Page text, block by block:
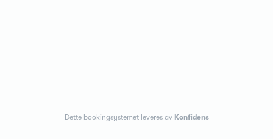
Dette bookingsystemet leveres av Konfidens